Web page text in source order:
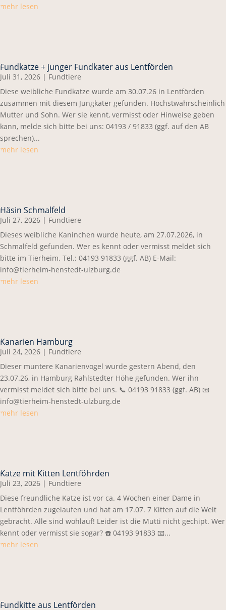
mehr lesen
Fundkatze + junger Fundkater aus Lentförden
Juli 31, 2026 | Fundtiere
Diese weibliche Fundkatze wurde am 30.07.26 in Lentförden
zusammen mit diesem Jungkater gefunden. Höchstwahrscheinlich
Mutter und Sohn. Wer sie kennt, vermisst oder Hinweise geben
kann, melde sich bitte bei uns: 04193 / 91833 (ggf. auf den AB
sprechen)...
mehr lesen
Häsin Schmalfeld
Juli 27, 2026 | Fundtiere
Dieses weibliche Kaninchen wurde heute, am 27.07.2026, in
Schmalfeld gefunden. Wer es kennt oder vermisst meldet sich
bitte im Tierheim. Tel.: 04193 91833 (ggf. AB) E-Mail:
info@tierheim-henstedt-ulzburg.de
mehr lesen
Kanarien Hamburg
Juli 24, 2026 | Fundtiere
Dieser muntere Kanarienvogel wurde gestern Abend, den
23.07.26, in Hamburg Rahlstedter Höhe gefunden. Wer ihn
vermisst meldet sich bitte bei uns. 📞 04193 91833 (ggf. AB) 📧
info@tierheim-henstedt-ulzburg.de
mehr lesen
Katze mit Kitten Lentföhrden
Juli 23, 2026 | Fundtiere
Diese freundliche Katze ist vor ca. 4 Wochen einer Dame in
Lentföhrden zugelaufen und hat am 17.07. 7 Kitten auf die Welt
gebracht. Alle sind wohlauf! Leider ist die Mutti nicht gechipt. Wer
kennt oder vermisst sie sogar? ☎️ 04193 91833 📧...
mehr lesen
Fundkitte aus Lentförden